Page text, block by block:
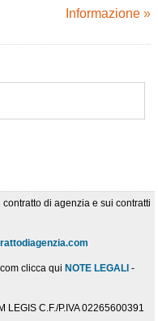
Informazione »
di agenzia e sui contratti
clicca qui NOTE LEGALI -
C.F./P.IVA 02265600391